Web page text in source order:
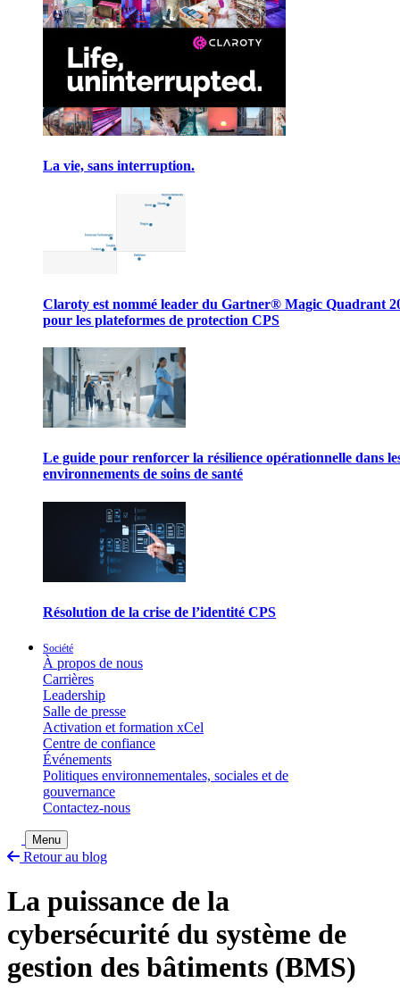
La vie, sans interruption.
Claroty est nommé leader du Gartner® Magic Quadrant
pour les plateformes de protection CPS
Le guide pour renforcer la résilience opérationnelle dans
environnements de soins de santé
Résolution de la crise de l’identité CPS
Société
À propos de nous
Carrières
Leadership
Salle de presse
Activation et formation xCel
Centre de confiance
Événements
Politiques environnementales, sociales et de
gouvernance
Contactez-nous
Basculer la recherche
Menu
Retour au blog
La puissance de la
cybersécurité du système de
gestion des bâtiments (BMS)